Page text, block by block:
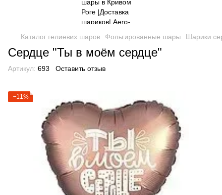
Каталог гелиевих шаров Фольгированные шары Шарики
Сердце "Ты в моём сердце"
Артикул: 693 Оставить отзыв
−11%